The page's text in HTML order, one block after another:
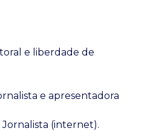
e liberdade de
e apresentadora
Jornalista (internet).